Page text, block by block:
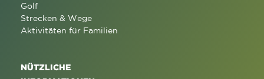
Golf
Strecken & Wege
Aktivitäten für Familien
NÜTZLICHE